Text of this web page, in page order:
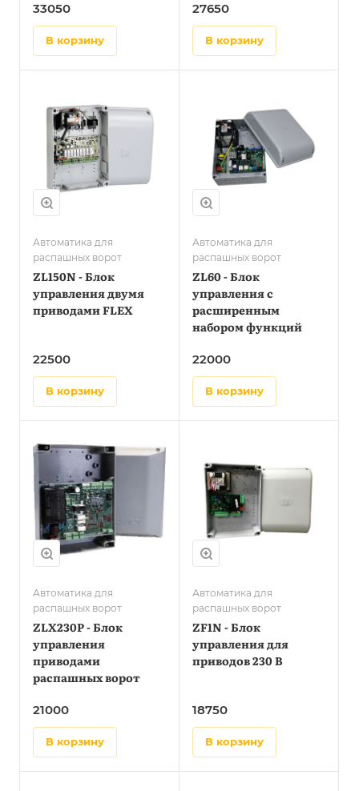
распашных ворот с
дисплеем и
технологией
адаптивного
33050
в корзину
27650
в корзину
Автоматика для
распашных ворот
ZL150N - Блок
управления двумя
приводами FLEX
22500
в корзину
Автоматика для
распашных ворот
ZL60 - Блок
управления с
расширенным
набором функций
22000
в корзину
Автоматика для
распашных ворот
ZLX230P - Блок
управления
приводами
распашных ворот
21000
в корзину
Автоматика для
распашных ворот
ZF1N - Блок
управления для
приводов 230 В
18750
в корзину